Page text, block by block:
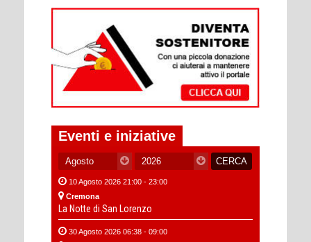
Eventi e iniziative
10 Agosto 2026 21:00 - 23:00
Cremona
La Notte di San Lorenzo
30 Agosto 2026 06:38 - 09:00